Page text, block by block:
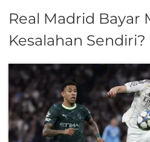
Real Madrid Bayar
Kesalahan Sendiri?